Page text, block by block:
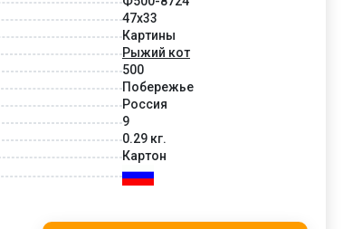
47х33
Картины
Рыжий кот
500
Побережье
Россия
9
0.29 кг.
Картон